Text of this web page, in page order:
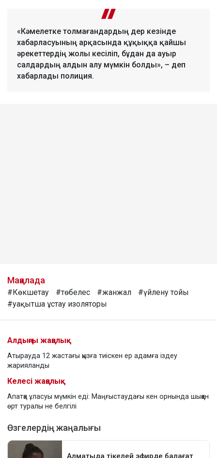
«Кәмелетке толмағандардың дер кезінде
хабарласуының арқасында құқыққа қайшы
әрекеттердің жолы кесіліп, бұдан да ауыр
салдардың алдын алу мүмкін болды», – деп
хабарлады полиция.
Мақалада
#Көкшетау #төбелес #жанжал
#үйлену тойы
#уақытша ұстау изоляторы
Алдыңғы жаңалық
Атырауда 12 жастағы қызға тиіскен ер адамға іздеу
жарияланды
Келесі жаңалық
Апатқа ұласуы мүмкін еді: Маңғыстаудағы кен орнында шыққан
өрт туралы не белгілі